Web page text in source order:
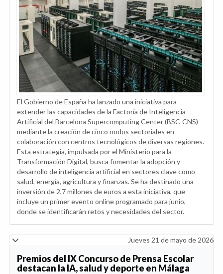
El Gobierno de España ha lanzado una iniciativa para
extender las capacidades de la Factoría de Inteligencia
Artificial del Barcelona Supercomputing Center (BSC-CNS)
mediante la creación de cinco nodos sectoriales en
colaboración con centros tecnológicos de diversas regiones.
Esta estrategia, impulsada por el Ministerio para la
Transformación Digital, busca fomentar la adopción y
desarrollo de inteligencia artificial en sectores clave como
salud, energía, agricultura y finanzas. Se ha destinado una
inversión de 2,7 millones de euros a esta iniciativa, que
incluye un primer evento online programado para junio,
donde se identificarán retos y necesidades del sector.
Jueves 21 de mayo de 2026
Premios del IX Concurso de Prensa Escolar
destacan la IA, salud y deporte en Málaga